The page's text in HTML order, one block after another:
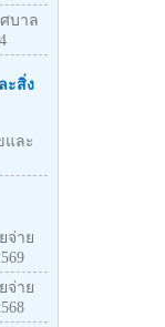
บาล
ะสิ่ง
ละ
จ่าย
จ่าย